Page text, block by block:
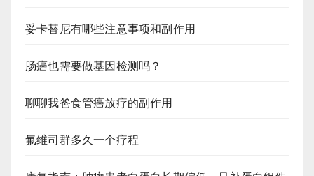
妥卡替尼有哪些注意事项和副作用
肠癌也需要做基因检测吗？
聊聊我爸食管癌放疗的副作用
氟维司群多久一个疗程